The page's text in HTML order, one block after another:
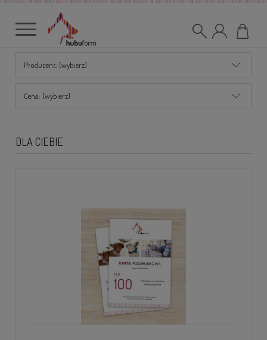
Producent: (wybierz)
Cena: (wybierz)
DLA CIEBIE